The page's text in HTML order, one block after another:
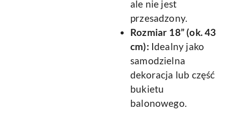
ale nie jest
przesadzony.
Rozmiar 18” (ok. 43
cm): Idealny jako
samodzielna
dekoracja lub część
bukietu
balonowego.